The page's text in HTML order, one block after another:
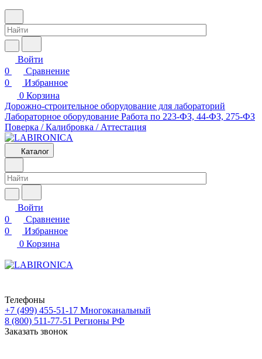
Войти
0
Сравнение
0
Избранное
0 Корзина
Дорожно-строительное оборудование для лабораторий
Лабораторное оборудование Работа по 223-ФЗ, 44-ФЗ, 275-ФЗ
Поверка / Калибровка / Аттестация
Каталог
Войти
0
Сравнение
0
Избранное
0 Корзина
Телефоны
+7 (499) 455-51-17 Многоканальный
8 (800) 511-77-51 Регионы РФ
Заказать звонок